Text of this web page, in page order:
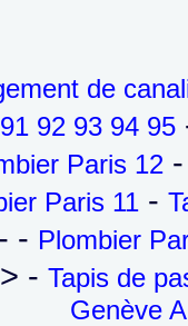
de
92 93 94 95
Paris 12
Paris 11 -
- Plombier
- Tapis de
Genève